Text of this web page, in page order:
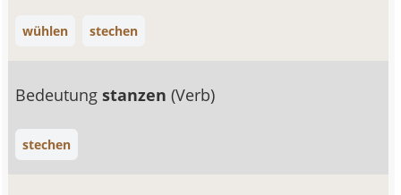
wühlen stechen
Bedeutungstanzen(Verb)
stechen